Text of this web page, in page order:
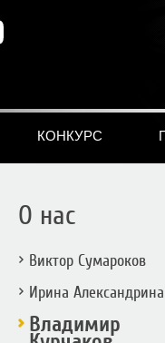
КОНКУРС
О нас
Виктор Сумароков
Ирина Александрина
Владимир